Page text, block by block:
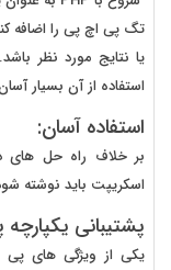
تگ پی اچ پی را اضافه
یا نتایج مورد نظر
استفاده از آن بسیار
استفاده آسان:
بر خلاف راه حل های
اسکریپت باید نوشته
پشتیبانی یکپارچه
یکی از ویژگی های پی